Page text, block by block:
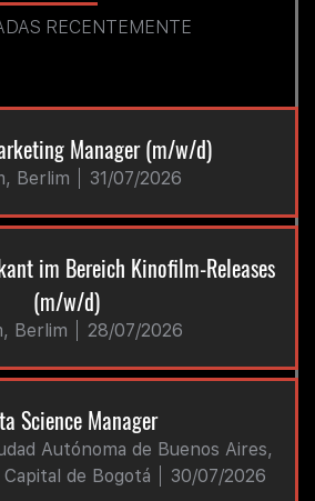
RECENTEMENTE
Manager (m/w/d)
Berlim 31/07/2026
im Bereich Kinofilm-Releases
(m/w/d)
Berlim 28/07/2026
Science Manager
Autónoma de Buenos Aires,
de Bogotá
30/07/2026